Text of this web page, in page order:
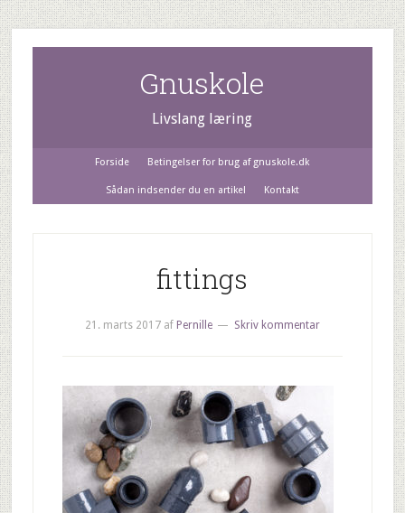
Gnuskole
Livslang læring
Forside Betingelser for brug af gnuskole.dk
Sådan indsender du en artikel Kontakt
fittings
21. marts 2017af Pernille Skriv kommentar